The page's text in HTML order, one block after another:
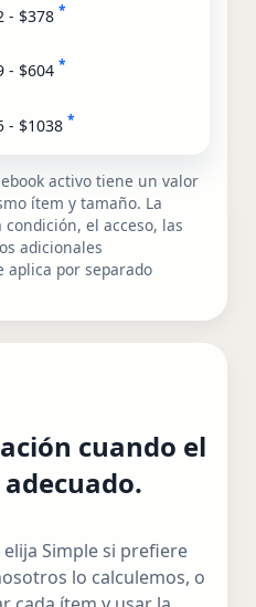
- $378 *
- $604 *
- $1038 *
activo tiene un valor
ítem y tamaño. La
el acceso, las
adicionales
aplica por separado
cuando el
Simple si prefiere
lo calculemos, o